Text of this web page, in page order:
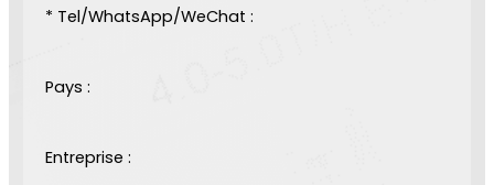
* Tel/WhatsApp/WeChat :
Pays :
Entreprise :